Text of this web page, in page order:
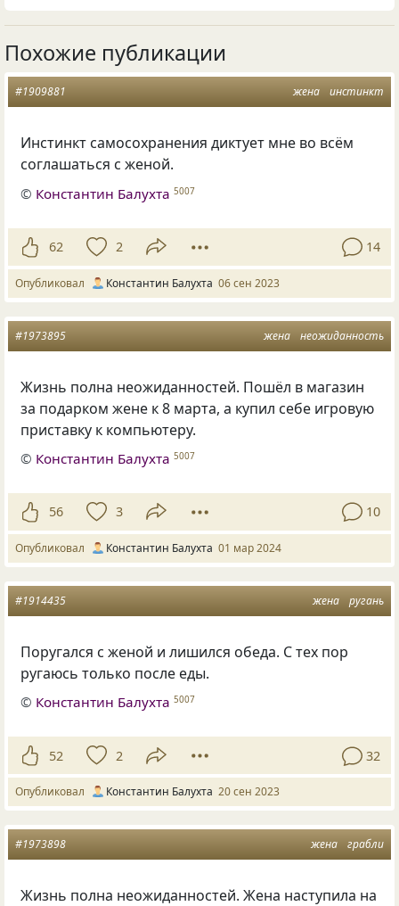
Похожие публикации
жена инстинкт
#1909881
Инстинкт самосохранения диктует мне во всём
соглашаться с женой.
© Константин Балухта 5007
62 2 14
Опубликовал Константин Балухта 06 сен 2023
жена неожиданность
#1973895
Жизнь полна неожиданностей. Пошёл в магазин
за подарком жене к 8 марта, а купил себе игровую
приставку к компьютеру.
© Константин Балухта 5007
56 3 10
Опубликовал Константин Балухта 01 мар 2024
жена ругань
#1914435
Поругался с женой и лишился обеда. С тех пор
ругаюсь только после еды.
© Константин Балухта 5007
52 2 32
Опубликовал Константин Балухта 20 сен 2023
жена грабли
#1973898
Жизнь полна неожиданностей. Жена наступила на